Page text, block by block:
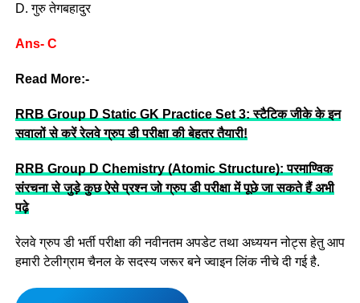
D. गुरु तेगबहादुर
Ans- C
Read More:-
RRB Group D Static GK Practice Set 3: स्टैटिक जीके के इन
सवालों से करें रेलवे ग्रुप डी परीक्षा की बेहतर तैयारी!
RRB Group D Chemistry (Atomic Structure): परमाण्विक
संरचना से जुड़े कुछ ऐसे प्रश्न जो ग्रुप डी परीक्षा में पूछे जा सकते हैं अभी
पढ़े
रेलवे ग्रुप डी भर्ती परीक्षा की नवीनतम अपडेट तथा अध्ययन नोट्स हेतु आप
हमारी टेलीग्राम चैनल के सदस्य जरूर बने ज्वाइन लिंक नीचे दी गई है.